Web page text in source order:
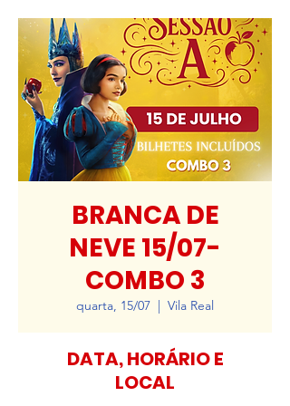
BRANCA DE
NEVE 15/07-
COMBO 3
quarta, 15/07
  |
Vila Real
DATA, HORÁRIO E
LOCAL